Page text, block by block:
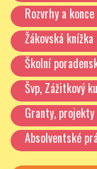
Rozvrhy a
Žákovská knížka
Školní
Švp, Zážitkový
Granty,
Absolventské